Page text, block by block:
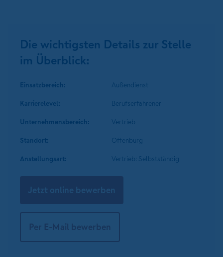
Die wichtigsten Details zur Stelle
im Überblick:
Einsatzbereich:
Außendienst
Karrierelevel:
Berufserfahrener
Unternehmens­bereich:
Vertrieb
Standort:
Offenburg
Anstellungsart:
Vertrieb: Selbstständig
Jetzt online bewerben
Per E-Mail bewerben